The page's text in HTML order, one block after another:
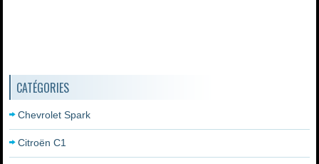
CATÉGORIES
Chevrolet Spark
Citroën C1